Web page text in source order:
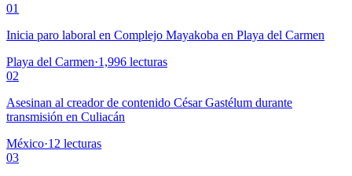
01
Inicia paro laboral en Complejo Mayakoba en Playa del Carmen
Playa del Carmen·1,996 lecturas
02
Asesinan al creador de contenido César Gastélum durante
transmisión en Culiacán
México·12 lecturas
03